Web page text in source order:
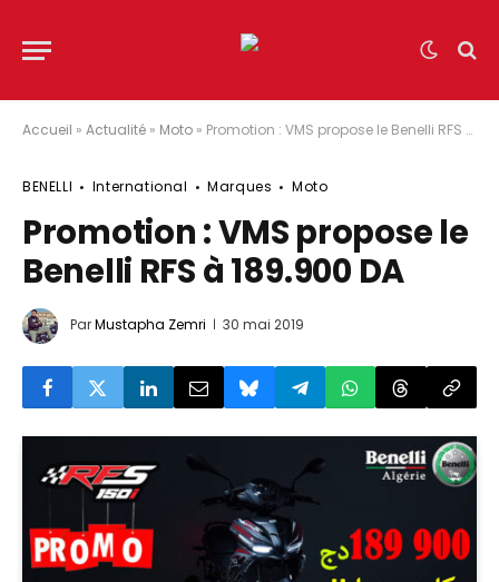
Accueil » Actualité » Moto » Promotion : VMS propose le Benelli RFS à 189.900 DA
BENELLI International Marques Moto
Promotion : VMS propose le
Benelli RFS à 189.900 DA
ParMustapha Zemri 30 mai 2019